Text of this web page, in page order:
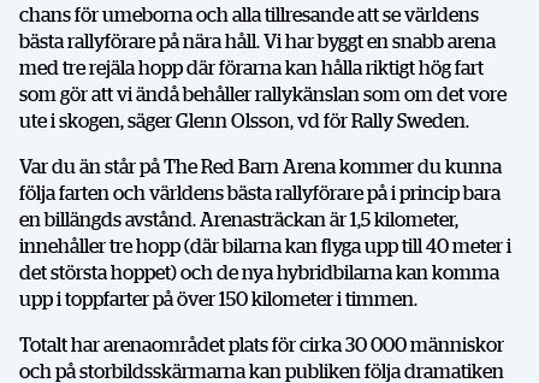
chans för umeborna och alla tillresande att se världens
bästa rallyförare på nära håll. Vi har byggt en snabb arena
med tre rejäla hopp där förarna kan hålla riktigt hög fart
som gör att vi ändå behåller rallykänslan som om det vore
ute i skogen, säger Glenn Olsson, vd för Rally Sweden.
Var du än står på The Red Barn Arena kommer du kunna
följa farten och världens bästa rallyförare på i princip bara
en billängds avstånd. Arenasträckan är 1,5 kilometer,
innehåller tre hopp (där bilarna kan flyga upp till 40 meter i
det största hoppet) och de nya hybridbilarna kan komma
upp i toppfarter på över 150 kilometer i timmen.
Totalt har arenaområdet plats för cirka 30 000 människor
och på storbildsskärmarna kan publiken följa dramatiken